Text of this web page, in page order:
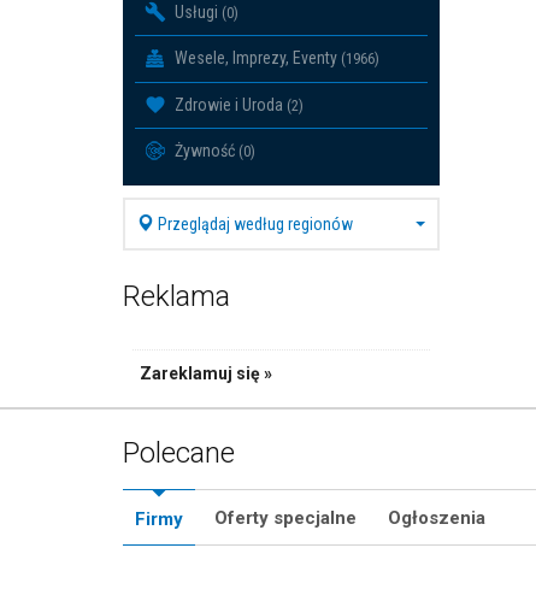
Usługi (0)
Wesele, Imprezy, Eventy (1966)
Zdrowie i Uroda (2)
Żywność (0)
Przeglądaj według regionów
Reklama
Zareklamuj się »
Polecane
Firmy Oferty specjalne Ogłoszenia